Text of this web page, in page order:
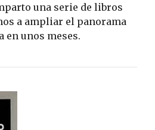
una serie de libros
a ampliar el panorama
en unos meses.